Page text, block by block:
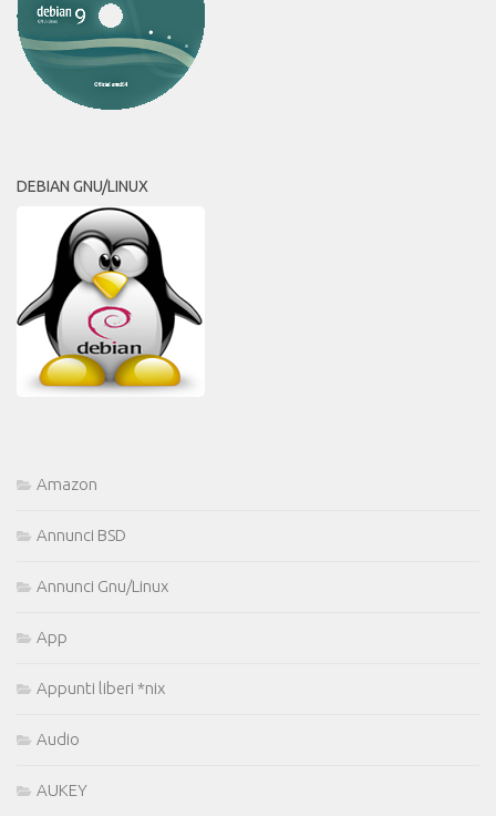
DEBIAN GNU/LINUX
Amazon
Annunci BSD
Annunci Gnu/Linux
App
Appunti liberi *nix
Audio
AUKEY